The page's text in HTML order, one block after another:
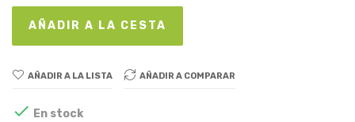
AÑADIR A LA CESTA
AÑADIR A LA LISTA AÑADIR A COMPARAR
 En stock